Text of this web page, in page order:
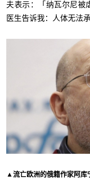
夫表示：「纳瓦尔尼被
医生告诉我：人体无法
▲流亡欧洲的俄籍作家阿库